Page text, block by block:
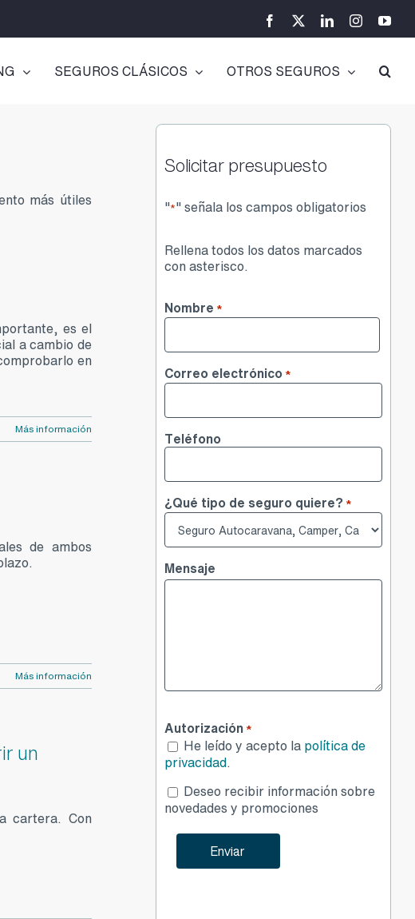
Facebook LinkedInInstagram
SEGUROS CLÁSICOS OTROS SEGUROS
más útiles
es el
a cambio de
en
Más información
de ambos
Más información
un
cartera. Con
Solicitar presupuesto
"*" señala los campos obligatorios
Rellena todos los datos marcados
con asterisco.
Nombre *
Correo electrónico *
Teléfono
¿Qué tipo de seguro quiere? *
Mensaje
Autorización *
He leído y acepto la política de
privacidad.
Desea
publicidad
Deseo recibir información sobre
novedades y promociones